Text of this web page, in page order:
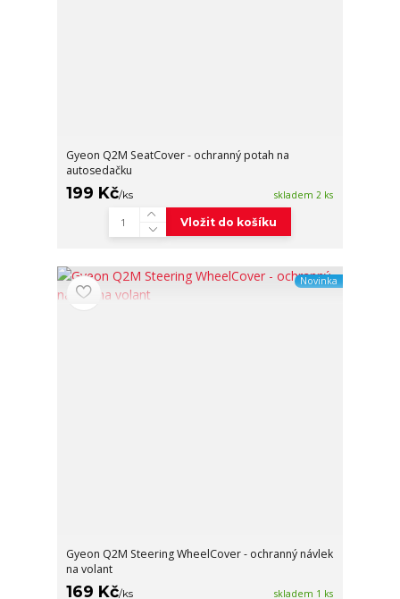
Gyeon Q2M SeatCover - ochranný potah na
autosedačku
199 Kč/ks skladem 2 ks
Vložit do košíku
Novinka
Gyeon Q2M Steering WheelCover - ochranný návlek
na volant
169 Kč/ks skladem 1 ks